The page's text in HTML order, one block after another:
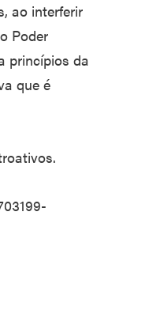
ao interferir
Poder
princípios da
que é